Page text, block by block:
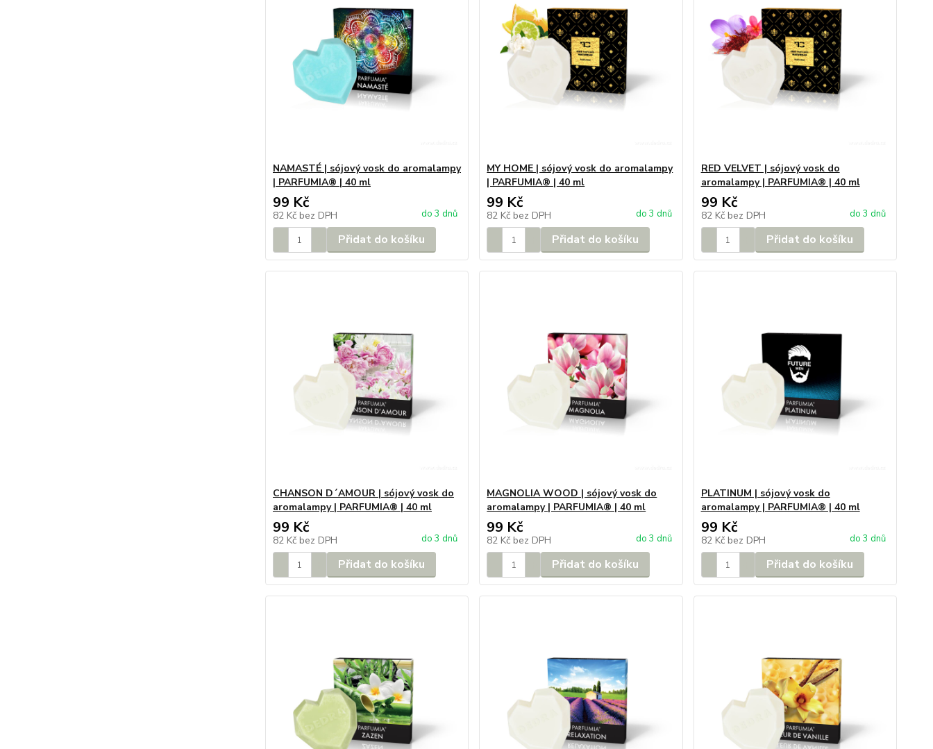
NAMASTÉ | sójový vosk do aromalampy
| PARFUMIA® | 40 ml
99 Kč
82 Kč bez DPH do 3 dnů
Přidat do košíku
MY HOME | sójový vosk do aromalampy
| PARFUMIA® | 40 ml
99 Kč
82 Kč bez DPH do 3 dnů
Přidat do košíku
RED VELVET | sójový vosk do
aromalampy | PARFUMIA® | 40 ml
99 Kč
82 Kč bez DPH do 3 dnů
Přidat do košíku
CHANSON D´AMOUR | sójový vosk do
aromalampy | PARFUMIA® | 40 ml
99 Kč
82 Kč bez DPH do 3 dnů
Přidat do košíku
MAGNOLIA WOOD | sójový vosk do
aromalampy | PARFUMIA® | 40 ml
99 Kč
82 Kč bez DPH do 3 dnů
Přidat do košíku
PLATINUM | sójový vosk do
aromalampy | PARFUMIA® | 40 ml
99 Kč
82 Kč bez DPH do 3 dnů
Přidat do košíku